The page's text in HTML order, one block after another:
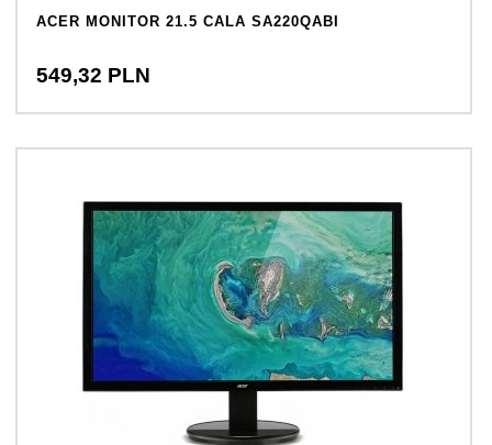
ACER MONITOR 21.5 CALA SA220QABI
549,32 PLN